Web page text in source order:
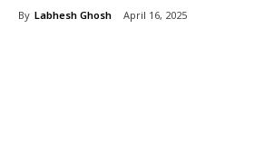
By Labhesh Ghosh April 16, 2025